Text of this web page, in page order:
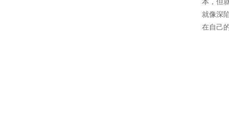
本，但
就像深
在自己